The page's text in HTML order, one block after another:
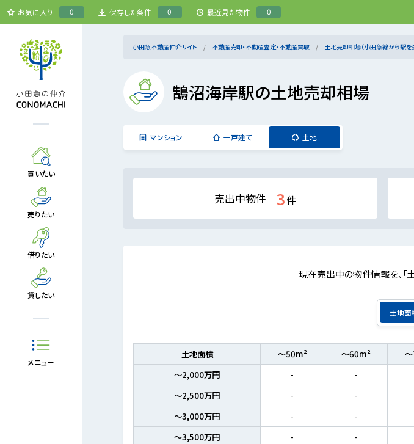
お気に入り 0 保存した条件 0 最近見た物件 0
買いたい
売りたい
借りたい
貸したい
メニュー
小田急不動産仲介サイト 不動産売却・不動産査定・不動産買取 土地売却相場（小田急線から駅を
鵠沼海岸駅の土地売却相場
マンション 一戸建て 土地
売出中物件 3件
現在売出中の物件情報を、「土
土地
土地面積 ～50m² ～60m²
～2,000万円
- -
～2,500万円
- -
～3,000万円
- -
～3,500万円
- -